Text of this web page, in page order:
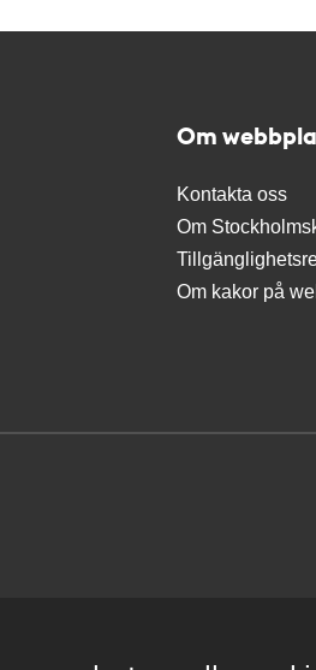
Om
Kontakta oss
Om
Om kakor på